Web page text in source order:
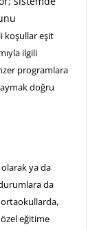
koşullar eşit
ilgili
programlara
doğru
ya da
da
ortaokullarda,
özel eğitime